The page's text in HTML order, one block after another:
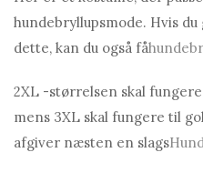
hundebryllupsmode. Hvis
dette, kan du også få
2XL -størrelsen skal
mens 3XL skal fungere til
afgiver næsten en slags